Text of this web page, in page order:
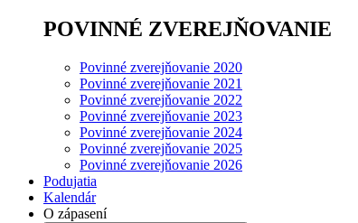
POVINNÉ ZVEREJŇOVANIE
Povinné zverejňovanie 2020
Povinné zverejňovanie 2021
Povinné zverejňovanie 2022
Povinné zverejňovanie 2023
Povinné zverejňovanie 2024
Povinné zverejňovanie 2025
Povinné zverejňovanie 2026
Podujatia
Kalendár
O zápasení